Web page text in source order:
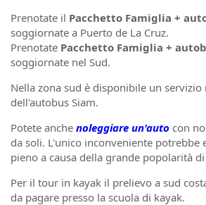
Prenotate il Pacchetto Famiglia +
soggiornate a Puerto de La Cruz.
Prenotate Pacchetto Famiglia +
soggiornate nel Sud.
Nella zona sud è disponibile un
dell'autobus Siam.
Potete anche noleggiare un'auto con
da soli. L'unico inconveniente potrebbe
pieno a causa della grande popolarità
Per il tour in kayak il prelievo a sud
da pagare presso la scuola di kayak.